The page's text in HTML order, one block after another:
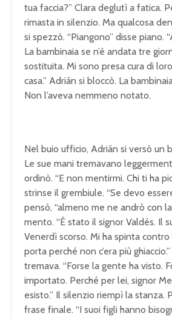
tua faccia?” Clara deglutì a fatica.
rimasta in silenzio. Ma qualcosa
si spezzò. “Piangono” disse piano.
La bambinaia se n’è andata tre
sostituita. Mi sono presa cura di
casa.” Adrián si bloccò. La
Non l’aveva nemmeno notato.
Nel buio ufficio, Adrián si versò un
Le sue mani tremavano
ordinò. “E non mentirmi. Chi ti ha
strinse il grembiule. “Se devo
pensò, “almeno me ne andrò con
mento. “È stato il signor Valdés. Il
Venerdì scorso. Mi ha spinta
porta perché non c’era più
tremava. “Forse la gente ha visto.
importato. Perché per lei, signor
esisto.” Il silenzio riempì la stanza.
frase finale. “I suoi figli hanno